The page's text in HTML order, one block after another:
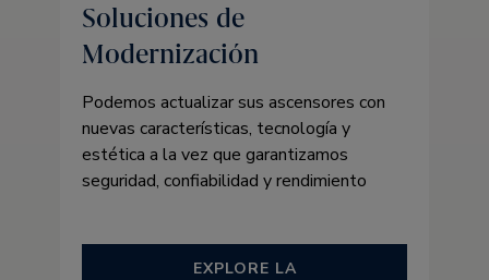
Soluciones de
Modernización
Podemos actualizar sus ascensores con
nuevas características, tecnología y
estética a la vez que garantizamos
seguridad, confiabilidad y rendimiento
EXPLORE LA